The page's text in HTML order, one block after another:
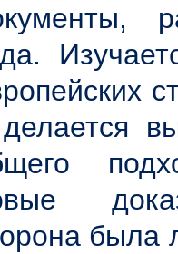
была